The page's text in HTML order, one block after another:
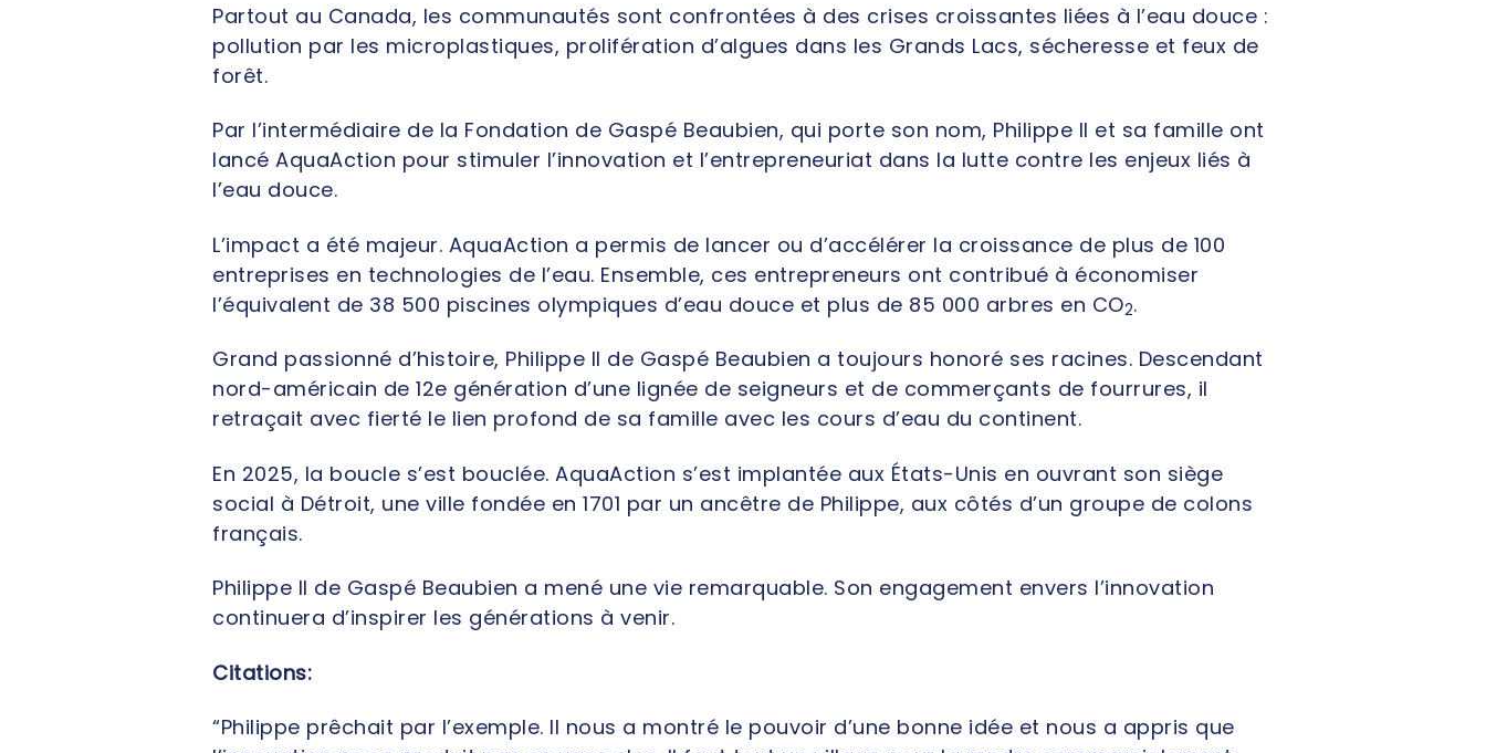
Partout au Canada, les communautés sont confrontées à des crises croissantes liées à l’eau douce :
pollution par les microplastiques, prolifération d’algues dans les Grands Lacs, sécheresse et feux de
forêt.
Par l’intermédiaire de la Fondation de Gaspé Beaubien, qui porte son nom, Philippe II et sa famille ont
lancé AquaAction pour stimuler l’innovation et l’entrepreneuriat dans la lutte contre les enjeux liés à
l’eau douce.
L’impact a été majeur. AquaAction a permis de lancer ou d’accélérer la croissance de plus de 100
entreprises en technologies de l’eau. Ensemble, ces entrepreneurs ont contribué à économiser
l’équivalent de 38 500 piscines olympiques d’eau douce et plus de 85 000 arbres en CO2.
Grand passionné d’histoire, Philippe II de Gaspé Beaubien a toujours honoré ses racines. Descendant
nord-américain de 12e génération d’une lignée de seigneurs et de commerçants de fourrures, il
retraçait avec fierté le lien profond de sa famille avec les cours d’eau du continent.
En 2025, la boucle s’est bouclée. AquaAction s’est implantée aux États-Unis en ouvrant son siège
social à Détroit, une ville fondée en 1701 par un ancêtre de Philippe, aux côtés d’un groupe de colons
français.
Philippe II de Gaspé Beaubien a mené une vie remarquable. Son engagement envers l’innovation
continuera d’inspirer les générations à venir.
Citations:
“Philippe prêchait par l’exemple. Il nous a montré le pouvoir d’une bonne idée et nous a appris que